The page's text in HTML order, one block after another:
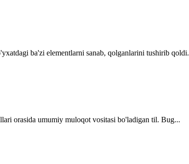
ba'zi elementlarni sanab, qolganlarini tushirib
orasida umumiy muloqot vositasi bo'ladigan til. Bug...